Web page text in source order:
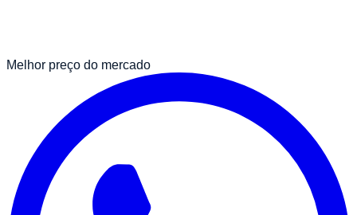
Melhor preço do mercado